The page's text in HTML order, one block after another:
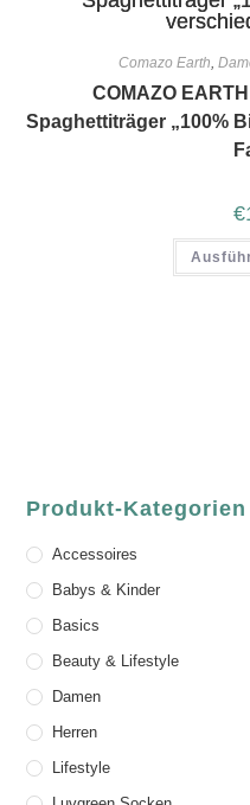
Comazo Earth,
COMAZO
Spaghettiträger „100%
€
Produkt-Kategorien
Accessoires
Babys & Kinder
Basics
Beauty & Lifestyle
Damen
Herren
Lifestyle